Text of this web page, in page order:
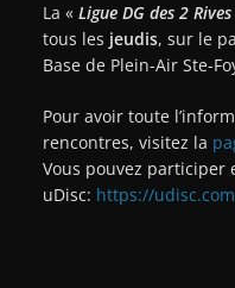
La « Ligue DG des 2 Rives
tous les jeudis, sur le
Base de Plein-Air Ste-
Pour avoir toute
rencontres, visitez la
Vous pouvez participer
uDisc: https://